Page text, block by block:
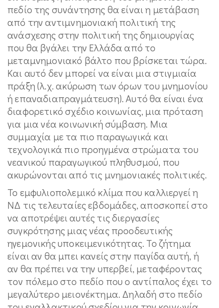
πεδίο της συνάντησης θα είναι η μετάβαση
από την αντιμνημονιακή πολιτική της
ανάσχεσης στην πολιτική της δημιουργίας
που θα βγάλει την Ελλάδα από το
μεταμνημονιακό βάλτο που βρίσκεται τώρα.
Και αυτό δεν μπορεί να είναι μια στιγμιαία
πράξη (λ.χ. ακύρωση των όρων του μνημονίου
ή επαναδιαπραγμάτευση). Αυτό θα είναι ένα
διαφορετικό σχέδιο κοινωνίας, μια πρόταση
για μια νέα κοινωνική σύμβαση. Μια
συμμαχία με τα πιο παραγωγικά και
τεχνολογικά πιο προηγμένα στρώματα του
νεανικού παραγωγικού πληθυσμού, που
ακυρώνονται από τις μνημονιακές πολιτικές.
Το εμφυλιοπολεμικό κλίμα που καλλιεργεί η
ΝΔ τις τελευταίες εβδομάδες, αποσκοπεί στο
να αποτρέψει αυτές τις διεργασίες
συγκρότησης μιας νέας προοδευτικής
ηγεμονικής υποκειμενικότητας. Το ζήτημα
είναι αν θα μπει κανείς στην παγίδα αυτή, ή
αν θα πρέπει να την υπερβεί, μεταφέροντας
τον πόλεμο στο πεδίο που ο αντίπαλος έχει το
μεγαλύτερο μειονέκτημα. Δηλαδή στο πεδίο